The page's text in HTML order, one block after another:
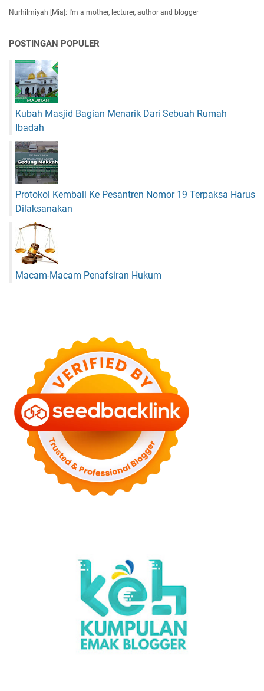
Nurhilmiyah [Mia]: I'm a mother, lecturer, author and blogger
POSTINGAN POPULER
Kubah Masjid Bagian Menarik Dari Sebuah Rumah
Ibadah
Protokol Kembali Ke Pesantren Nomor 19 Terpaksa Harus
Dilaksanakan
Macam-Macam Penafsiran Hukum